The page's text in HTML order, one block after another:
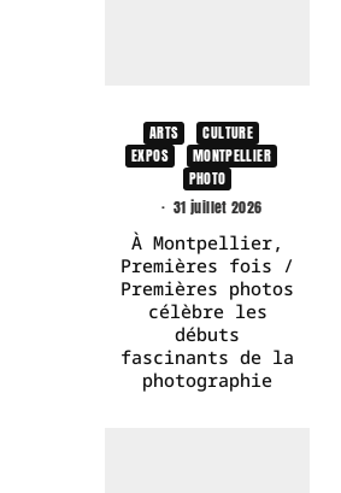
ARTS
CULTURE
EXPOS
MONTPELLIER
PHOTO
· 31 juillet 2026
À Montpellier,
Premières fois /
Premières photos
célèbre les
débuts
fascinants de la
photographie